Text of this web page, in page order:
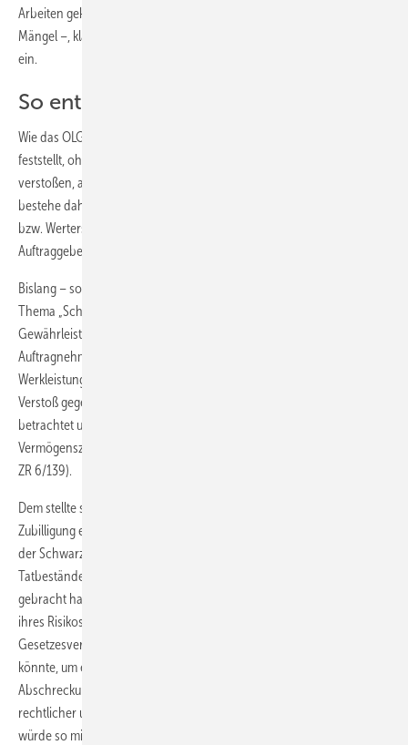
Arbeiten gekommen war – der Auftraggeber rügte verschiedene
Mängel –, klagte der Auftragnehmer seinen vermeintlichen Werklohn
ein.
So entschieden die Richter
Wie das OLG Schleswig-Holstein nunmehr in aller Deutlichkeit
feststellt, ohne Erfolg. Verträge, die gegen das SchwarzArbG
verstoßen, auch wenn „nur“ in Teilen, sind in Gänze nichtig. Es
bestehe daher weder ein Anspruch auf entsprechende Vergütung
bzw. Wertersatz für geleistete Arbeiten, noch stehen dem
Auftraggeber irgendwelche Gewährleistungsansprüche zu.
Bislang – so zumindest auch die jüngste Entscheidung des BGH zum
Thema „Schwarzgeldabrede“ – bestehen zwar keine
Gewährleistungsrechte des Auftraggebers, jedoch sollte dem
Auftragnehmer zumindest ein Wertersatz für die erbrachte
Werkleistung verbleiben. Die Sanktionierungsvorschriften für den
Verstoß gegen das SchwarzArbG wurden bisher als ausreichend
betrachtet und es sollte dem Auftraggeber kein irgendwie gearteter
Vermögenszuwachs verbleiben (vgl. BGH , Urteil v. 01.08.2013, Az.: VII
ZR 6/139).
Dem stellte sich das OLG nunmehr entgegen. Es führt hierzu aus: „Die
Zubilligung eines Bereicherungsanspruches würde der Missbilligung
der Schwarzarbeit, die der Gesetzgeber durch die verschiedenen
Tatbestände im Schwarzarbeitsbekämpfungsgesetz zum Ausdruck
gebracht hat, widersprechen. Sie würde der Schwarzarbeit einen Teil
ihres Risikos nehmen, indem der Anbieter trotz des
Gesetzesverstoßes die Hilfe staatlicher Gerichte in Anspruch nehmen
könnte, um eine Gegenleistung durchzusetzen. Der
Abschreckungseffekt, der durch die Kombination öffentlich-
rechtlicher und zivilrechtlicher Sanktionen erreicht werden kann,
würde so minimiert.“ Und weiter in der Begründung: „Es kommt hinzu,